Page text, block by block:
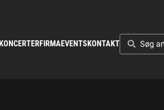
KONCERTERFIRMAEVENTS KONTAKTSØG
ARTISTER